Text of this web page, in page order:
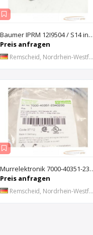
Baumer IPRM 12I9504 / S14 induktiver Sensor - ungebraucht! -
Preis anfragen
Remscheid, Nordrhein-Westfalen, DE
Murrelektronik 7000-
Preis anfragen
Remscheid, Nordrhein-Westfalen, DE